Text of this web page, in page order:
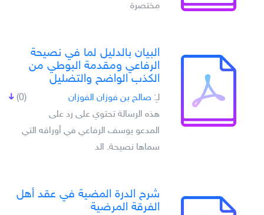
مختصرة
البيان بالدليل لما في نصيحة
الرفاعي ومقدمة البوطي من
الكذب الواضح والتضليل
(0) لـِ: صالح بن فوزان الفوزان
هذه الرسالة تحتوي على رد على
المدعو يوسف الرفاعي في أوراقه التي
سماها نصيحة. الد
شرح الدرة المضية في عقد أهل
الفرقة المرضية